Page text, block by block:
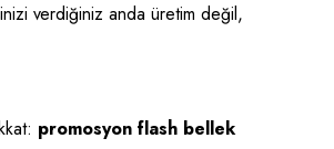
verdiğiniz anda üretim değil,
promosyon flash bellek